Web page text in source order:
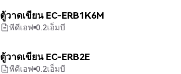
ตู้วาดเขียน EC-ERB1K6M
พีดีเอฟ 0.2เอ็มบี
ตู้วาดเขียน EC-ERB2E
พีดีเอฟ 0.2เอ็มบี